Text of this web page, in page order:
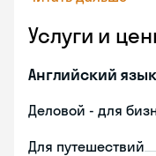
Услуги и
Английский язык
Деловой - для
Для путешествий